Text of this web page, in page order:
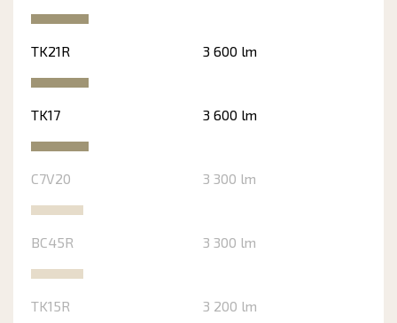
TK21R 3 600 lm
TK17 3 600 lm
C7V20 3 300 lm
BC45R 3 300 lm
TK15R 3 200 lm